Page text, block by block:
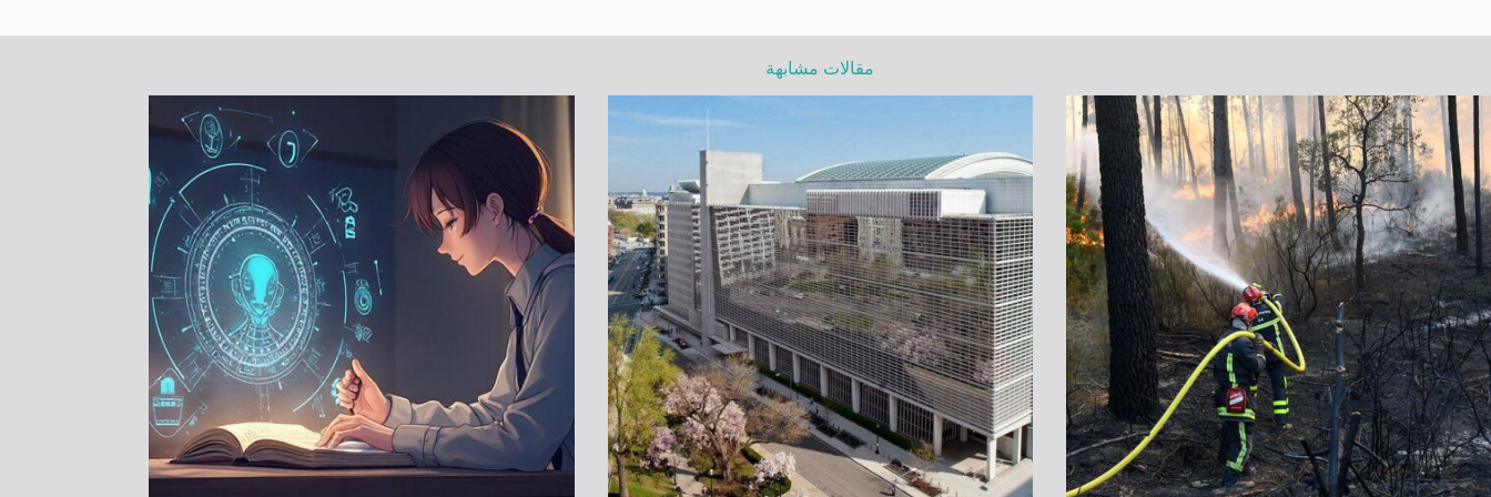
مقالات مشابهة